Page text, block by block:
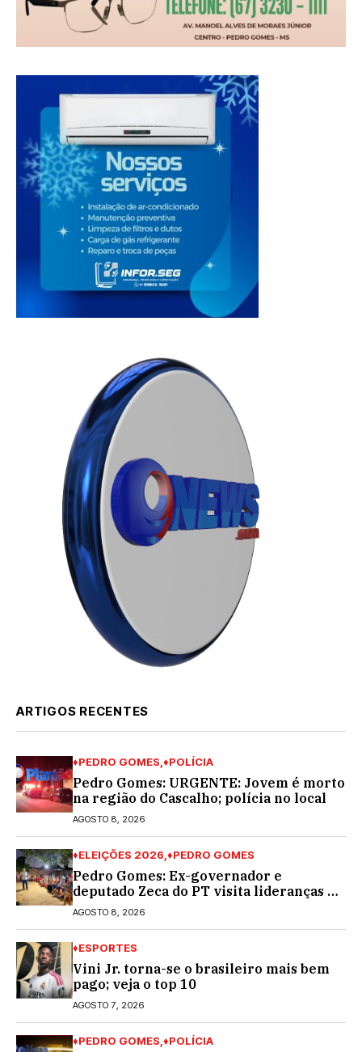
ARTIGOS RECENTES
♦PEDRO GOMES ♦POLÍCIA
Pedro Gomes: URGENTE: Jovem é morto
na região do Cascalho; polícia no local
AGOSTO 8, 2026
♦ELEIÇÕES 2026 ♦PEDRO GOMES
Pedro Gomes: Ex-governador e
deputado Zeca do PT visita lideranças do
partido na cidade; buscará a reeleição
AGOSTO 8, 2026
♦ESPORTES
Vini Jr. torna-se o brasileiro mais bem
pago; veja o top 10
AGOSTO 7, 2026
♦PEDRO GOMES ♦POLÍCIA